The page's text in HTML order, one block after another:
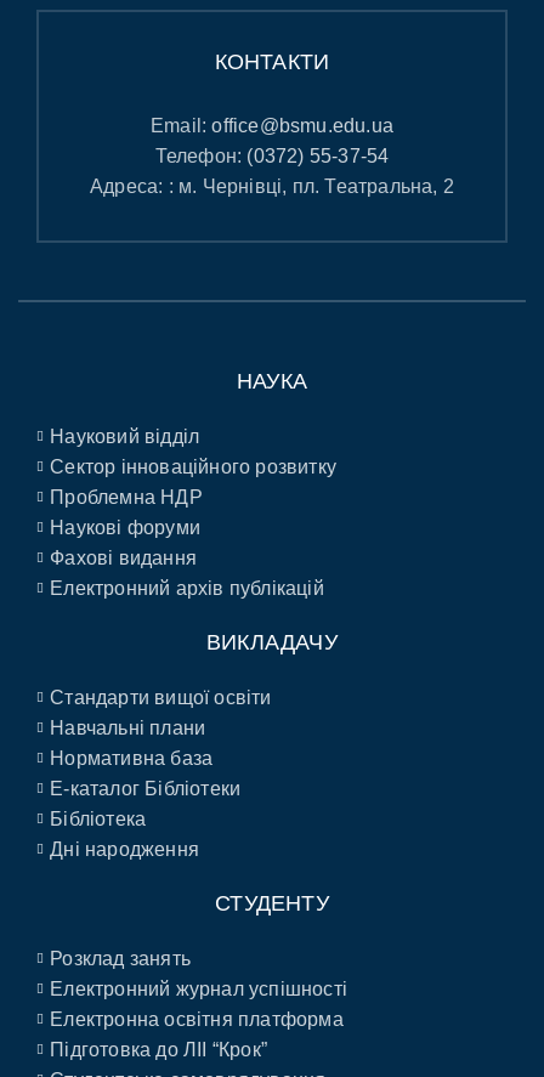
КОНТАКТИ
Email:office@bsmu.edu.ua
Телефон: (0372) 55-37-54
Адреса: : м. Чернівці, пл. Театральна, 2
НАУКА
Науковий відділ
Сектор інноваційного розвитку
Проблемна НДР
Наукові форуми
Фахові видання
Електронний архів публікацій
ВИКЛАДАЧУ
Стандарти вищої освіти
Навчальні плани
Нормативна база
E-каталог Бібліотеки
Бібліотека
Дні народження
СТУДЕНТУ
Розклад занять
Електронний журнал успішності
Електронна освітня платформа
Підготовка до ЛІІ “Крок”